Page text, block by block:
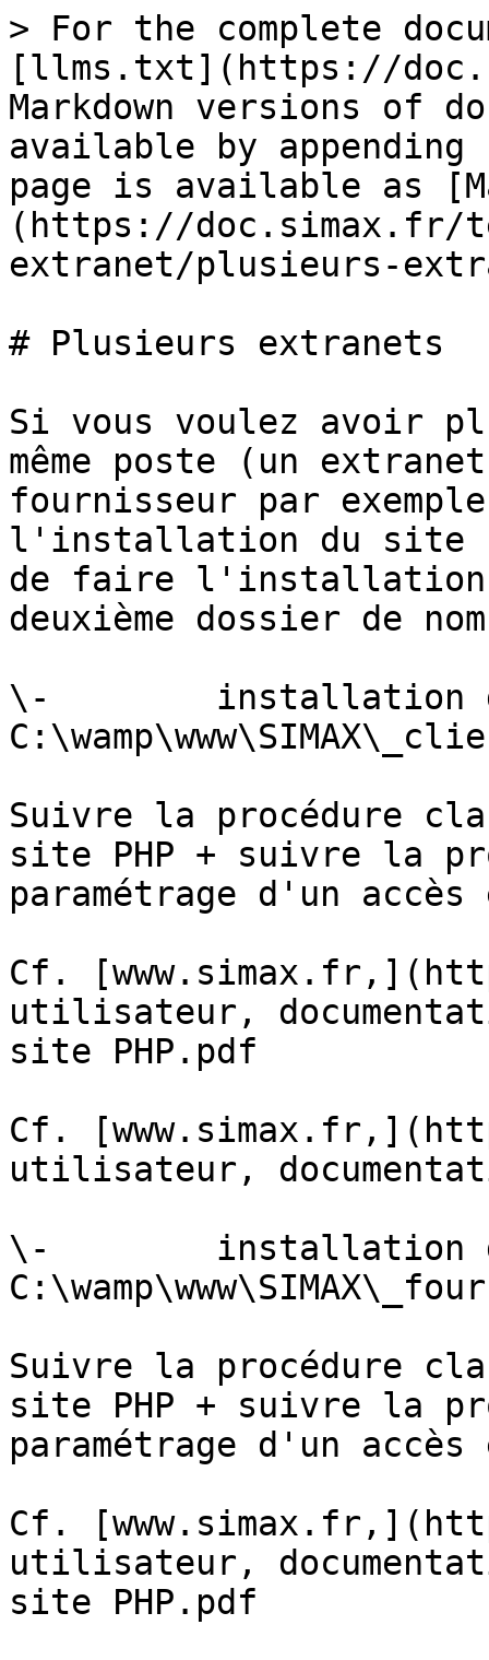
> For the complete
[llms.txt](https://
Markdown versions of
available by
page is available as
(https://doc.simax.fr/
extranet/plusieurs-
# Plusieurs extranets
Si vous voulez avoir
même poste (un
fournisseur par
l'installation du site
de faire l'installation
deuxième dossier de
\-        installation
Suivre la procédure
site PHP + suivre la
paramétrage d'un
Cf.
utilisateur,
site PHP.pdf
Cf.
utilisateur,
\-        installation
Suivre la procédure
site PHP + suivre la
paramétrage d'un
Cf.
utilisateur,
site PHP.pdf